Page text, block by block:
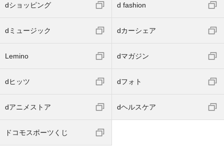
dショッピング d fashion
dミュージック dカーシェア
Lemino dマガジン
dヒッツ dフォト
dアニメストア dヘルスケア
ドコモスポーツくじ